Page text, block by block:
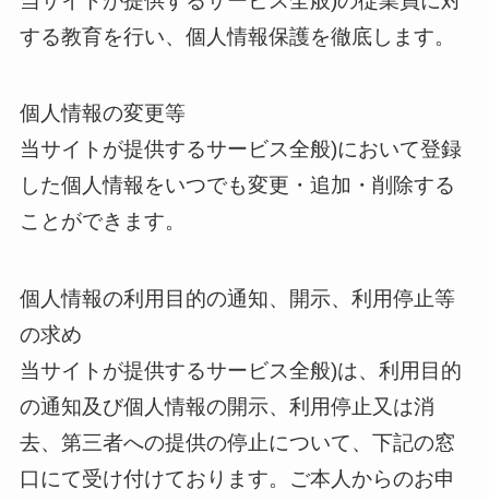
する教育を行い、個人情報保護を徹底します。
個人情報の変更等
当サイトが提供するサービス全般)において登録
した個人情報をいつでも変更・追加・削除する
ことができます。
個人情報の利用目的の通知、開示、利用停止等
の求め
当サイトが提供するサービス全般)は、利用目的
の通知及び個人情報の開示、利用停止又は消
去、第三者への提供の停止について、下記の窓
口にて受け付けております。ご本人からのお申